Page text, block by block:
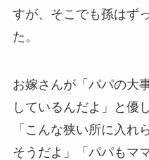
すが、そこでも孫はず
た。
お嫁さんが「パパの大
しているんだよ」と優
「こんな狭い所に入れ
そうだよ」「パパもマ